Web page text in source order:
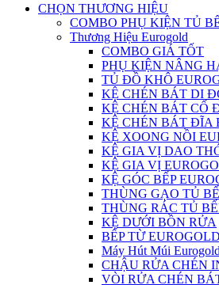
CHỌN THƯƠNG HIỆU
COMBO PHỤ KIỆN TỦ
Thương Hiệu Eurogold
COMBO GIÁ TỐT
PHỤ KIỆN NÂNG
TỦ ĐỒ KHÔ
KỆ CHÉN BÁT DI
KỆ CHÉN BÁT CỐ
KỆ CHÉN BÁT ĐĨA
KỆ XOONG NỒI
KỆ GIA VỊ DAO
KỆ GIA VỊ
KỆ GÓC BẾP
THÙNG GẠO TỦ
THÙNG RÁC TỦ
KỆ DƯỚI BỒN RỬA
BẾP TỪ EUROGOLD
Máy Hút Múi Eurogold
CHẬU RỬA CHÉN
VÒI RỬA CHÉN